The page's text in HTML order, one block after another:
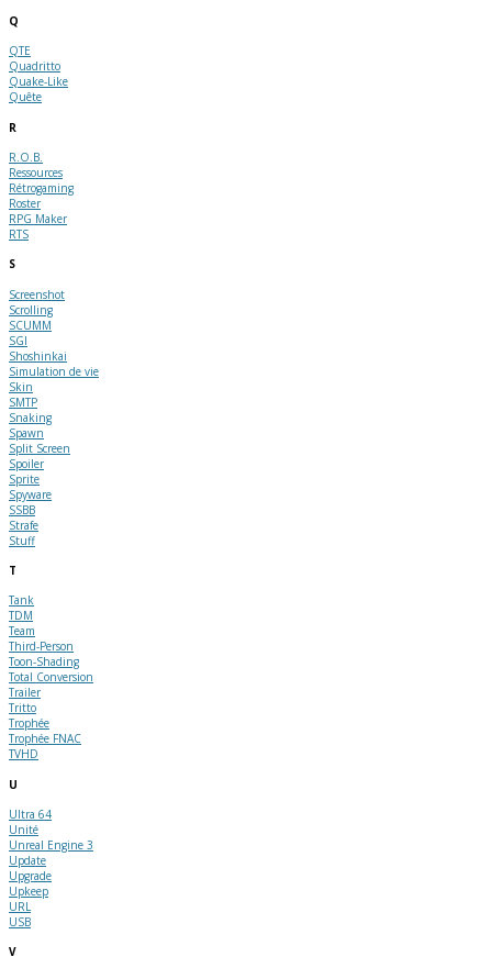
Q
QTE
Quadritto
Quake-Like
Quête
R
R.O.B.
Ressources
Rétrogaming
Roster
RPG Maker
RTS
S
Screenshot
Scrolling
SCUMM
SGI
Shoshinkai
Simulation de vie
Skin
SMTP
Snaking
Spawn
Split Screen
Spoiler
Sprite
Spyware
SSBB
Strafe
Stuff
T
Tank
TDM
Team
Third-Person
Toon-Shading
Total Conversion
Trailer
Tritto
Trophée
Trophée FNAC
TVHD
U
Ultra 64
Unité
Unreal Engine 3
Update
Upgrade
Upkeep
URL
USB
V